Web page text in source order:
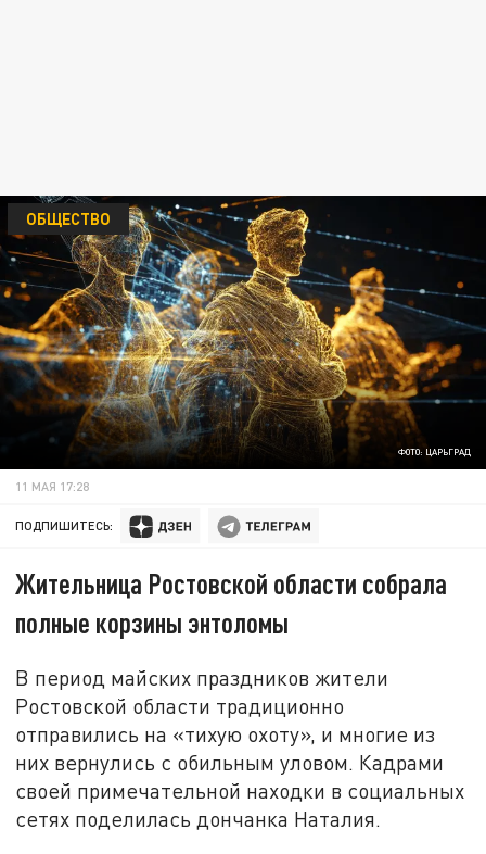
ФОТО: ЦАРЬГРАД
ОБЩЕСТВО
11 МАЯ 17:28
ПОДПИШИТЕСЬ:
Жительница Ростовской области собрала
полные корзины энтоломы
В период майских праздников жители
Ростовской области традиционно
отправились на «тихую охоту», и многие из
них вернулись с обильным уловом. Кадрами
своей примечательной находки в социальных
сетях поделилась дончанка Наталия.